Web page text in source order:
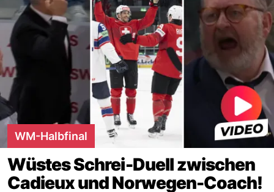
WM-Halbfinal
Wüstes Schrei-Duell zwischen
Cadieux und Norwegen-Coach!